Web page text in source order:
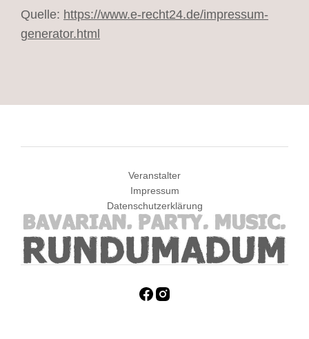
Quelle: https://www.e-recht24.de/impressum-
generator.html
Veranstalter
Impressum
Datenschutzerklärung